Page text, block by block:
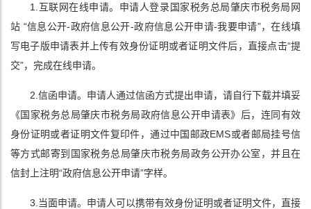
1.互联网在线申请。申请人登录国家税务总局肇庆市税务局网
站 “信息公开-政府信息公开-政府信息公开申请-我要申请”，在线填
写电子版申请表并上传有效身份证明或者证明文件后，直接点击“提
交”，完成在线申请。
2.信函申请。申请人通过信函方式提出申请，请自行下载并填妥
《国家税务总局肇庆市税务局政府信息公开申请表》后，连同有效
身份证明或者证明文件复印件，通过中国邮政EMS或者邮局挂号信
等方式邮寄到国家税务总局肇庆市税务局政务公开办公室，并且在
信封上注明“政府信息公开申请”字样。
3.当面申请。申请人可以携带有效身份证明或者证明文件，直接